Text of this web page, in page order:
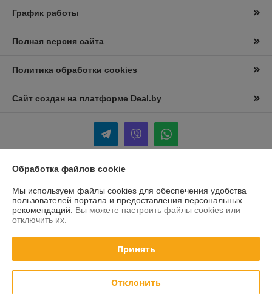
График работы
Полная версия сайта
Политика обработки cookies
Сайт создан на платформе Deal.by
Юридическое лицо:Частное предприятие “ПрофиСпец-торг”
Республика Беларусь ,Минский р-н, Большое Стиклево,ул Молодежная
1
Регистрационный номер ЕГР: 692108937
Регистрационный орган: Минский Облисполком
Дата регистрации компании: 18.12.2018
Обработка файлов cookie
Мы используем файлы cookies для обеспечения удобства
пользователей портала и предоставления персональных
рекомендаций. Вы можете настроить файлы cookies или
отключить их.
Принять
Отклонить